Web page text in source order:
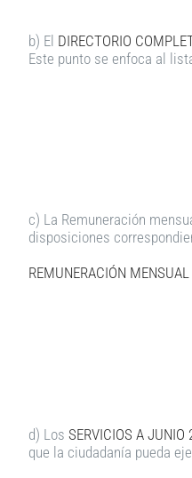
b) El DIRECTORIO
Este punto se enfoca al
c) La Remuneración
disposiciones
REMUNERACIÓN
d) Los SERVICIOS A JUNIO
que la ciudadanía pueda